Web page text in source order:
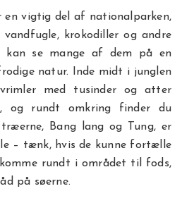
en vigtig del af nationalparken,
krokodiller og andre
kan se mange af dem på en
natur. Inde midt i junglen
med tusinder og atter
og rundt omkring finder du
Bang lang og Tung, er
– tænk, hvis de kunne fortælle
rundt i området til fods,
på søerne.